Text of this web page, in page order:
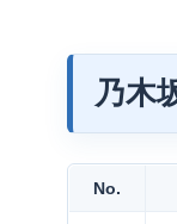
乃木
No.